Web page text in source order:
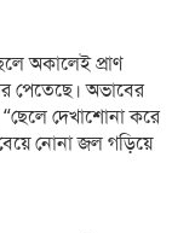
অকালেই প্রাণ
পেতেছে। অভাবের
দেখাশোনা করে
নোনা জল গড়িয়ে